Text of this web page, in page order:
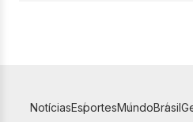
NotíciasEsportesMundoBrasil